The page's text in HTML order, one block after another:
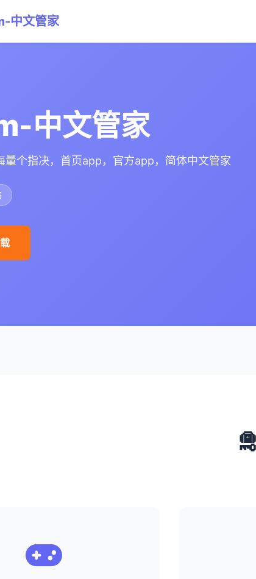
中文管家
中文管家
量个指决，首页app，官方app，简体中文管家